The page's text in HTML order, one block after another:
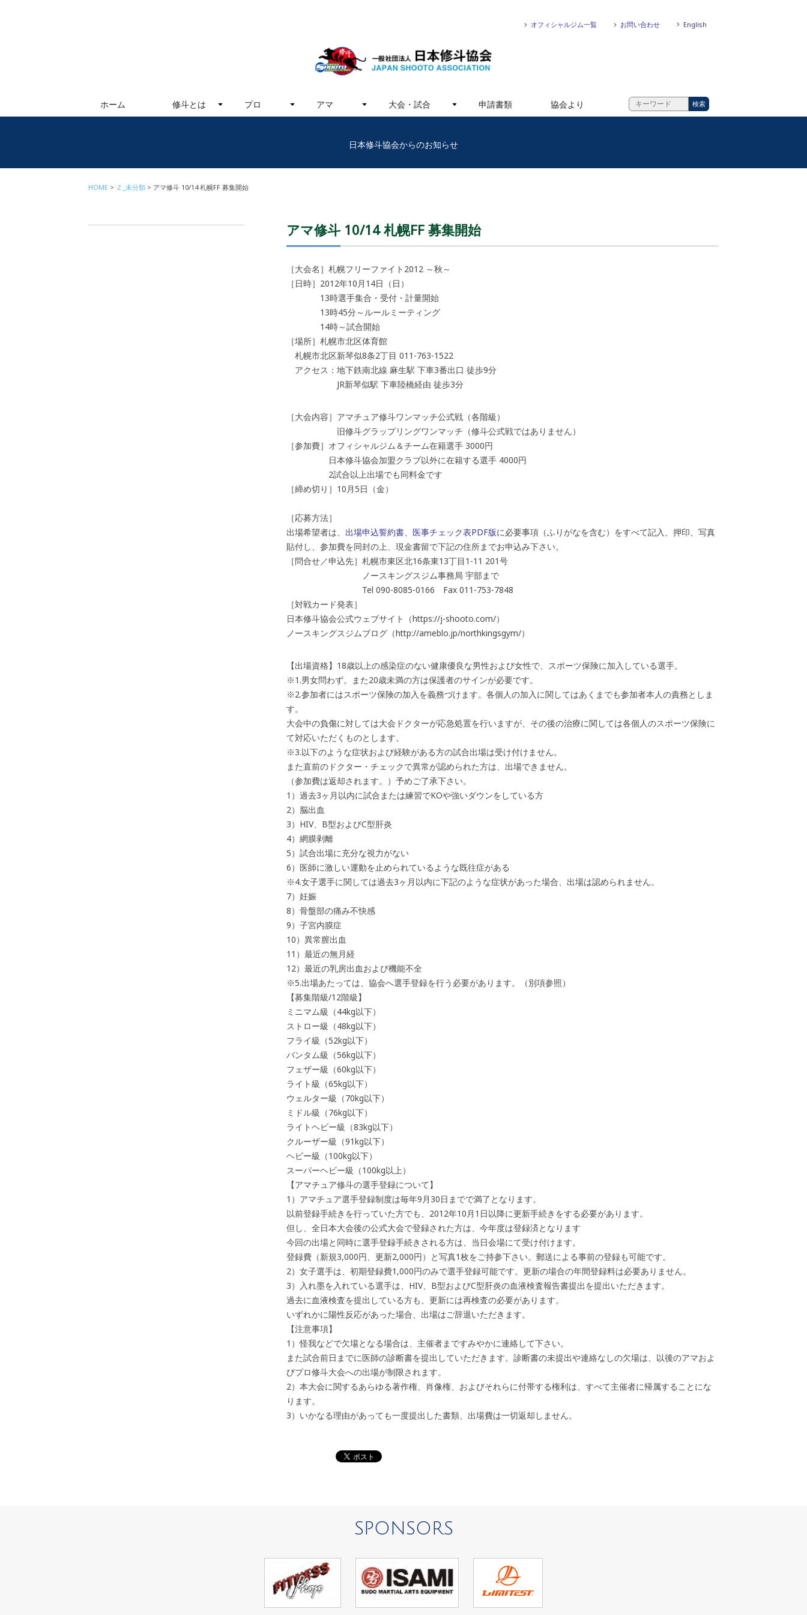
オフィシャルジム一覧 お問い合わせ English
ホーム 修斗とは プロ アマ 大会・試合 申請書類 協会より
日本修斗協会からのお知らせ
HOME Ｚ_未分類 アマ修斗 10/14 札幌FF 募集開始
アマ修斗 10/14 札幌FF 募集開始
［大会名］札幌フリーファイト2012 ～秋～
［日時］2012年10月14日（日）
13時選手集合・受付・計量開始
13時45分～ルールミーティング
14時～試合開始
［場所］札幌市北区体育館
札幌市北区新琴似8条2丁目 011-763-1522
アクセス：地下鉄南北線 麻生駅 下車3番出口 徒歩9分
JR新琴似駅 下車陸橋経由 徒歩3分
［大会内容］アマチュア修斗ワンマッチ公式戦（各階級）
旧修斗グラップリングワンマッチ（修斗公式戦ではありません）
［参加費］オフィシャルジム＆チーム在籍選手 3000円
日本修斗協会加盟クラブ以外に在籍する選手 4000円
2試合以上出場でも同料金です
［締め切り］10月5日（金）
［応募方法］
出場希望者は、 出場申込誓約書、 医事チェック表PDF版に必要事項（ふりがなを含む）をすべて記入、押印、写真
貼付し、参加費を同封の上、現金書留で下記の住所までお申込み下さい。
［問合せ／申込先］札幌市東区北16条東13丁目1-11 201号
ノースキングスジム事務局 宇部まで
Tel 090-8085-0166 Fax 011-753-7848
［対戦カード発表］
日本修斗協会公式ウェブサイト（https://j-shooto.com/）
ノースキングスジムブログ（http://ameblo.jp/northkingsgym/）
【出場資格】18歳以上の感染症のない健康優良な男性および女性で、スポーツ保険に加入している選手。
※1.男女問わず。また20歳未満の方は保護者のサインが必要です。
※2.参加者にはスポーツ保険の加入を義務づけます。各個人の加入に関してはあくまでも参加者本人の責務としま
す。
大会中の負傷に対しては大会ドクターが応急処置を行いますが、その後の治療に関しては各個人のスポーツ保険に
て対応いただくものとします。
※3.以下のような症状および経験がある方の試合出場は受け付けません。
また直前のドクター・チェックで異常が認められた方は、出場できません。
（参加費は返却されます。）予めご了承下さい。
1）過去3ヶ月以内に試合または練習でKOや強いダウンをしている方
2）脳出血
3）HIV、B型およびC型肝炎
4）網膜剥離
5）試合出場に充分な視力がない
6）医師に激しい運動を止められているような既往症がある
※4.女子選手に関しては過去3ヶ月以内に下記のような症状があった場合、出場は認められません。
7）妊娠
8）骨盤部の痛み不快感
9）子宮内膜症
10）異常膣出血
11）最近の無月経
12）最近の乳房出血および機能不全
※5.出場あたっては、協会へ選手登録を行う必要があります。（別項参照）
【募集階級/12階級】
ミニマム級（44kg以下）
ストロー級（48kg以下）
フライ級（52kg以下）
バンタム級（56kg以下）
フェザー級（60kg以下）
ライト級（65kg以下）
ウェルター級（70kg以下）
ミドル級（76kg以下）
ライトヘビー級（83kg以下）
クルーザー級（91kg以下）
ヘビー級（100kg以下）
スーパーヘビー級（100kg以上）
【アマチュア修斗の選手登録について】
1）アマチュア選手登録制度は毎年9月30日までで満了となります。
以前登録手続きを行っていた方でも、2012年10月1日以降に更新手続きをする必要があります。
但し、全日本大会後の公式大会で登録された方は、今年度は登録済となります
今回の出場と同時に選手登録手続きされる方は、当日会場にて受け付けます。
登録費（新規3,000円、更新2,000円）と写真1枚をご持参下さい。郵送による事前の登録も可能です。
2）女子選手は、初期登録費1,000円のみで選手登録可能です。更新の場合の年間登録料は必要ありません。
3）入れ墨を入れている選手は、HIV、B型およびC型肝炎の血液検査報告書提出を提出いただきます。
過去に血液検査を提出している方も、更新には再検査の必要があります。
いずれかに陽性反応があった場合、出場はご辞退いただきます。
【注意事項】
1）怪我などで欠場となる場合は、主催者まですみやかに連絡して下さい。
また試合前日までに医師の診断書を提出していただきます。診断書の未提出や連絡なしの欠場は、以後のアマおよ
びプロ修斗大会への出場が制限されます。
2）本大会に関するあらゆる著作権、肖像権、およびそれらに付帯する権利は、すべて主催者に帰属することにな
ります。
3）いかなる理由があっても一度提出した書類、出場費は一切返却しません。
SPONSORS